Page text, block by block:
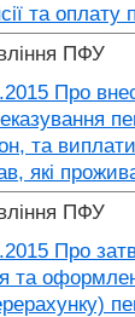
та оплату
ПФУ
Про
та
які
ПФУ
Про
та